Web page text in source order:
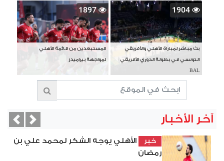
1904
بث مباشر لمباراة الأهلي والأفريقي
التونسي في بطولة الدوري الأفريقي
BAL
1897
المستبعدين من قائمة الأهلي
لمواجهة بيراميدز
آخر الأخبار
خبر
الأهلي يوجه الشكر لمحمد علي بن
رمضان
Next